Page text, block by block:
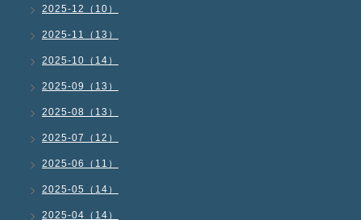
2025-12（10）
2025-11（13）
2025-10（14）
2025-09（13）
2025-08（13）
2025-07（12）
2025-06（11）
2025-05（14）
2025-04（14）